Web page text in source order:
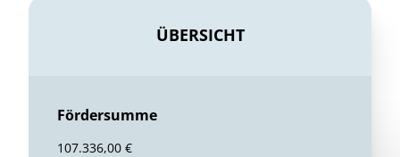
ÜBERSICHT
Fördersumme
107.336,00 €